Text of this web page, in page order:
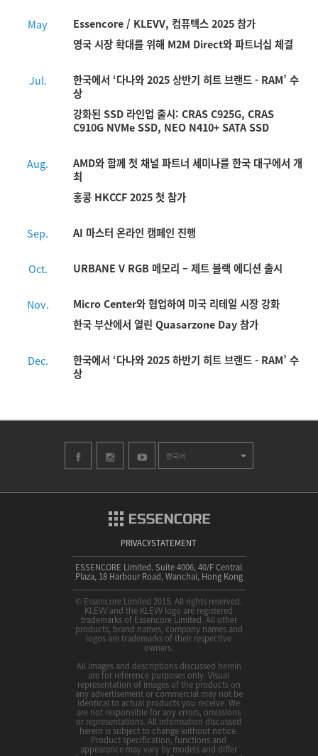
May
Essencore / KLEVV, 컴퓨텍스 2025 참가
영국 시장 확대를 위해 M2M Direct와 파트너십 체결
Jul.
한국에서 ‘다나와 2025 상반기 히트 브랜드 - RAM’ 수
상
강화된 SSD 라인업 출시: CRAS C925G, CRAS
C910G NVMe SSD, NEO N410+ SATA SSD
Aug.
AMD와 함께 첫 채널 파트너 세미나를 한국 대구에서 개
최
홍콩 HKCCF 2025 첫 참가
Sep. AI 마스터 온라인 캠페인 진행
Oct. URBANE V RGB 메모리 – 제트 블랙 에디션 출시
Nov.
Micro Center와 협업하여 미국 리테일 시장 강화
한국 부산에서 열린 Quasarzone Day 참가
Dec.
한국에서 ‘다나와 2025 하반기 히트 브랜드 - RAM’ 수
상
한국어
PRIVACYSTATEMENT
ESSENCORE Limited. Suite 4006, 40/F Central
Plaza, 18 Harbour Road, Wanchai, Hong Kong
© Essencore Limited 2015. All rights reserved.
KLEVV and the KLEVV logo are registered
trademarks of Essencore Limited. All other
products, brand names, company names and
logos are trademarks of their respective
owners.
All images and descriptions discussed herein
are for reference purposes only. Visual
representation of images of the products on
any advertisement or commercial may not be
identical to actual products you receive. We
are not responsible for any errors, omissions
or representations. All information discussed
herein is subject to change without notice.
Product specification, functions and
appearance may vary by models and differ